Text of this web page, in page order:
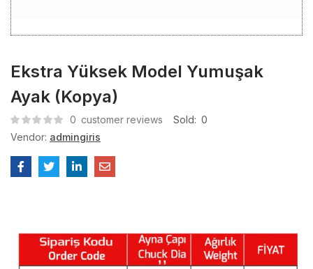
Ekstra Yüksek Model Yumuşak
Ayak (Kopya)
0 customer reviews Sold: 0
Vendor: admingiris